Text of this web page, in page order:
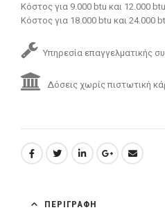
Κόστος για 9.000 btu και 12.000
Κόστος για 18.000 btu και 24.000
Υπηρεσία επαγγελματικής
Δόσεις χωρίς πιστωτική
ΠΕΡΙΓΡΑΦΉ